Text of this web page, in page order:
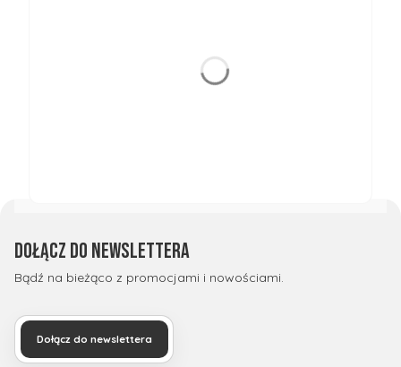
Dołącz do newslettera
Bądź na bieżąco z promocjami i nowościami.
Dołącz do newslettera